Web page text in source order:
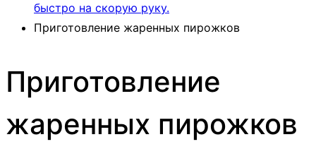
быстро на скорую руку.
Приготовление жаренных пирожков
Приготовление
жаренных пирожков